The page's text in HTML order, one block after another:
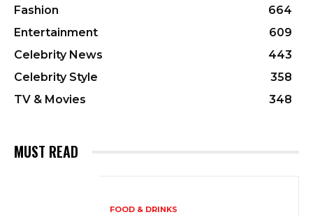
Fashion
664
Entertainment
609
Celebrity News
443
Celebrity Style
358
TV & Movies
348
MUST READ
FOOD & DRINKS